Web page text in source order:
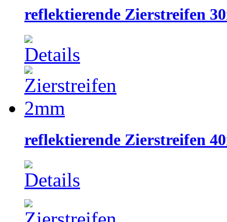
reflektierende Zierstreifen
reflektierende Zierstreifen